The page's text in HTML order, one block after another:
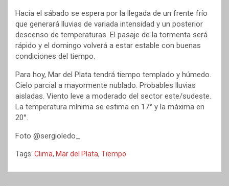
Hacia el sábado se espera por la llegada de un frente frío
que generará lluvias de variada intensidad y un posterior
descenso de temperaturas. El pasaje de la tormenta será
rápido y el domingo volverá a estar estable con buenas
condiciones del tiempo.
Para hoy, Mar del Plata tendrá tiempo templado y húmedo.
Cielo parcial a mayormente nublado. Probables lluvias
aisladas. Viento leve a moderado del sector este/sudeste.
La temperatura mínima se estima en 17° y la máxima en
20°.
Foto @sergioledo_
Tags: Clima, Mar del Plata, Tiempo